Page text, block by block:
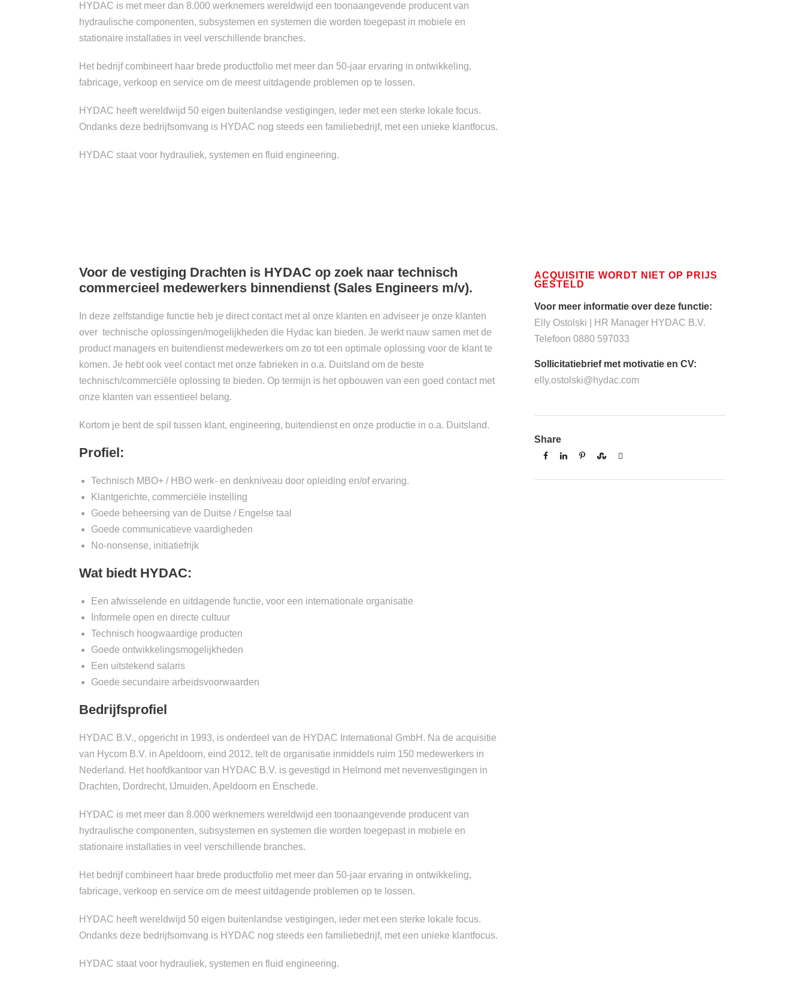
HYDAC is met meer dan 8.000 werknemers wereldwijd een toonaangevende producent van
hydraulische componenten, subsystemen en systemen die worden toegepast in mobiele en
stationaire installaties in veel verschillende branches.
Het bedrijf combineert haar brede productfolio met meer dan 50-jaar ervaring in ontwikkeling,
fabricage, verkoop en service om de meest uitdagende problemen op te lossen.
HYDAC heeft wereldwijd 50 eigen buitenlandse vestigingen, ieder met een sterke lokale focus.
Ondanks deze bedrijfsomvang is HYDAC nog steeds een familiebedrijf, met een unieke klantfocus.
HYDAC staat voor hydrauliek, systemen en fluid engineering.
Voor de vestiging Drachten is HYDAC op zoek naar technisch
commercieel medewerkers binnendienst (Sales Engineers m/v).
In deze zelfstandige functie heb je direct contact met al onze klanten en adviseer je onze klanten
over technische oplossingen/mogelijkheden die Hydac kan bieden. Je werkt nauw samen met de
product managers en buitendienst medewerkers om zo tot een optimale oplossing voor de klant te
komen. Je hebt ook veel contact met onze fabrieken in o.a. Duitsland om de beste
technisch/commerciële oplossing te bieden. Op termijn is het opbouwen van een goed contact met
onze klanten van essentieel belang.
Kortom je bent de spil tussen klant, engineering, buitendienst en onze productie in o.a. Duitsland.
Profiel:
Technisch MBO+ / HBO werk- en denkniveau door opleiding en/of ervaring.
Klantgerichte, commerciële instelling
Goede beheersing van de Duitse / Engelse taal
Goede communicatieve vaardigheden
No-nonsense, initiatiefrijk
Wat biedt HYDAC:
Een afwisselende en uitdagende functie, voor een internationale organisatie
Informele open en directe cultuur
Technisch hoogwaardige producten
Goede ontwikkelingsmogelijkheden
Een uitstekend salaris
Goede secundaire arbeidsvoorwaarden
Bedrijfsprofiel
HYDAC B.V., opgericht in 1993, is onderdeel van de HYDAC International GmbH. Na de acquisitie
van Hycom B.V. in Apeldoorn, eind 2012, telt de organisatie inmiddels ruim 150 medewerkers in
Nederland. Het hoofdkantoor van HYDAC B.V. is gevestigd in Helmond met nevenvestigingen in
Drachten, Dordrecht, IJmuiden, Apeldoorn en Enschede.
HYDAC is met meer dan 8.000 werknemers wereldwijd een toonaangevende producent van
hydraulische componenten, subsystemen en systemen die worden toegepast in mobiele en
stationaire installaties in veel verschillende branches.
Het bedrijf combineert haar brede productfolio met meer dan 50-jaar ervaring in ontwikkeling,
fabricage, verkoop en service om de meest uitdagende problemen op te lossen.
HYDAC heeft wereldwijd 50 eigen buitenlandse vestigingen, ieder met een sterke lokale focus.
Ondanks deze bedrijfsomvang is HYDAC nog steeds een familiebedrijf, met een unieke klantfocus.
HYDAC staat voor hydrauliek, systemen en fluid engineering.
ACQUISITIE WORDT NIET OP PRIJS
GESTELD
Voor meer informatie over deze functie:
Elly Ostolski | HR Manager HYDAC B.V.
Telefoon 0880 597033
Sollicitatiebrief met motivatie en CV:
elly.ostolski@hydac.com
Share